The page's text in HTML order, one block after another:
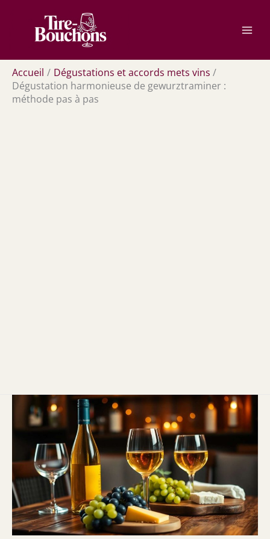
contenu
Accueil
Dégustations et accords mets vins
Dégustation harmonieuse de gewurztraminer :
méthode pas à pas